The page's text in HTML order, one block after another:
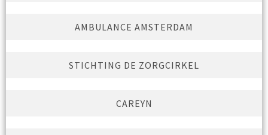
AMBULANCE AMSTERDAM
STICHTING DE ZORGCIRKEL
CAREYN